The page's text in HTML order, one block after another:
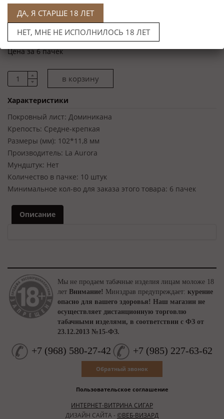
Цена: 13 200 руб
Артикул: 943404
Цена за 6 пачек
Характеристики
Покровный лист: Доминикана
Крепость: Средне-крепкая
Размеры (мм): 102*11,8 мм
Производитель: La Aurora
Мундштук: Нет
Количество в пачке: 10 штук
Минимальное кол-во для заказа этого товара: 6 пачек
Описание
Мы не продаем табачные изделия лицам моложе 18
лет Внимание! Минздрав предупреждает: курение
опасно для вашего здоровья! Наш магазин не
осуществляет дистанционную торговлю
табачными изделями, в соответствии с ФЗ от
23.12.2013 №15-ФЗ.
+7 (968) 580-27-42 +7 (985) 227-63-62
Обратный звонок
Пользовательское соглашение
ИНТЕРНЕТ-ВИТРИНА СИГАР
ДИЗАЙН САЙТА - ©ВЕБ-ВИЗАРД
ДА, Я СТАРШЕ 18 ЛЕТ
НЕТ, МНЕ НЕ ИСПОЛНИЛОСЬ 18 ЛЕТ